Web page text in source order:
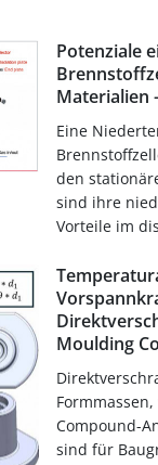
Potenziale
Materialien
Eine
den
sind ihre
Vorteile im
Moulding
Compound-
sind für